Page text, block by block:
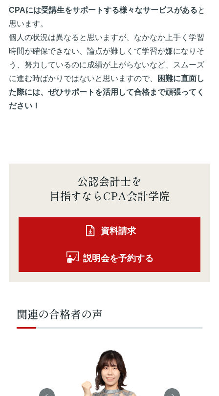
CPAには受講生をサポートする様々なサービスがあると
思います。
個人の状況は異なると思いますが、なかなか上手く学習
時間が確保できない、論点が難しくて学習が嫌になりそ
う、努力しているのに成績が上がらないなど、スムーズ
に進む時ばかりではないと思いますので、
困難に直面し
た際には、ぜひサポートを活用して合格まで頑張ってく
ださい！
公認会計士を
目指すならCPA会計学院
資料請求
説明会を予約する
関連の合格者の声